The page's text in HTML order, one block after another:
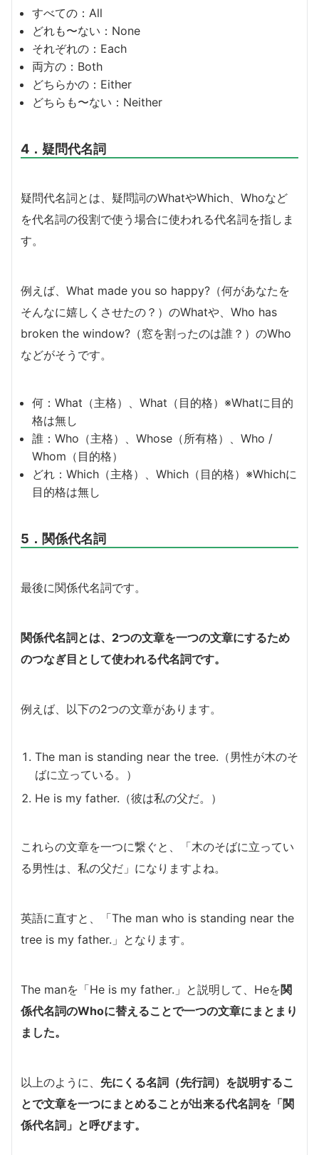
すべての：All
どれも〜ない：None
それぞれの：Each
両方の：Both
どちらかの：Either
どちらも〜ない：Neither
4．疑問代名詞
疑問代名詞とは、疑問詞のWhatやWhich、Whoなど
を代名詞の役割で使う場合に使われる代名詞を指しま
す。
例えば、What made you so happy?（何があなたを
そんなに嬉しくさせたの？）のWhatや、Who has
broken the window?（窓を割ったのは誰？）のWho
などがそうです。
何：What（主格）、What（目的格）※Whatに目的
格は無し
誰：Who（主格）、Whose（所有格）、Who /
Whom（目的格）
どれ：Which（主格）、Which（目的格）※Whichに
目的格は無し
5．関係代名詞
最後に関係代名詞です。
関係代名詞とは、2つの文章を一つの文章にするため
のつなぎ目として使われる代名詞です。
例えば、以下の2つの文章があります。
The man is standing near the tree.（男性が木のそ
ばに立っている。）
He is my father.（彼は私の父だ。）
これらの文章を一つに繋ぐと、「木のそばに立ってい
る男性は、私の父だ」になりますよね。
英語に直すと、「The man who is standing near the
tree is my father.」となります。
The manを「He is my father.」と説明して、Heを関
係代名詞のWhoに替えることで一つの文章にまとまり
ました。
以上のように、 先にくる名詞（先行詞）を説明するこ
とで文章を一つにまとめることが出来る代名詞を「関
係代名詞」と呼びます。